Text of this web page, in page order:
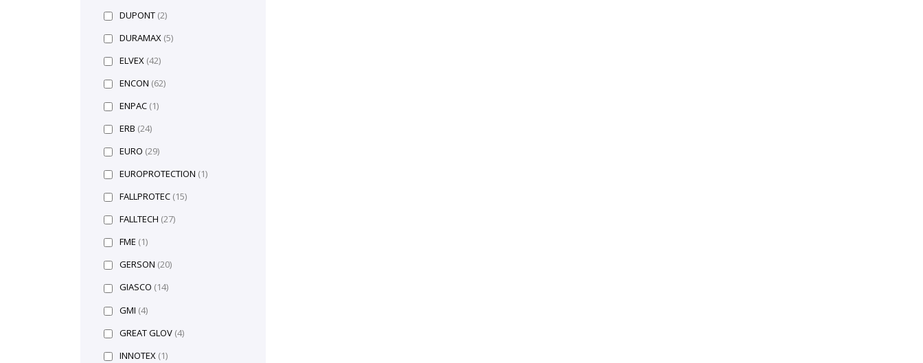
DUPONT (2)
DURAMAX (5)
ELVEX (42)
ENCON (62)
ENPAC (1)
ERB (24)
EURO (29)
EUROPROTECTION (1)
FALLPROTEC (15)
FALLTECH (27)
FME (1)
GERSON (20)
GIASCO (14)
GMI (4)
GREAT GLOV (4)
INNOTEX (1)